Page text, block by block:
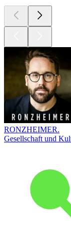
RONZHEIMER.
Gesellschaft und